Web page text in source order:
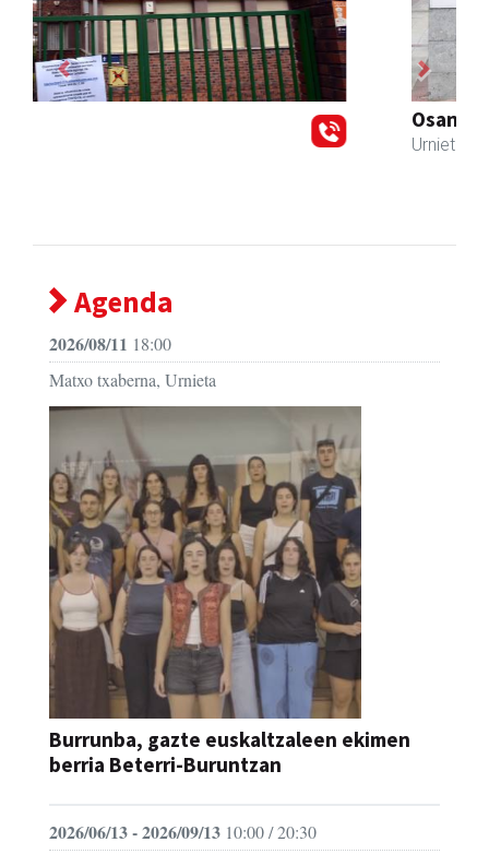
Previous Next
Agenda
2026/08/11 18:00
Matxo txaberna, Urnieta
Burrunba, gazte euskaltzaleen ekimen
berria Beterri-Buruntzan
2026/06/13 - 2026/09/13 10:00 / 20:30